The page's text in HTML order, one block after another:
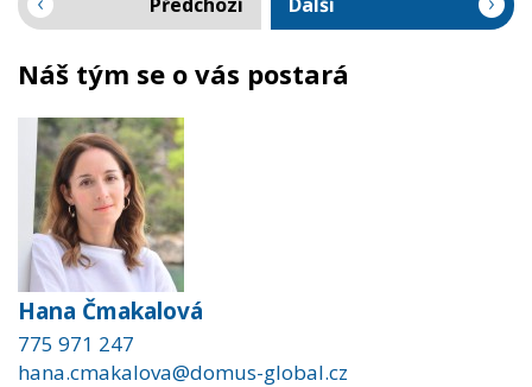
Náš tým se o vás postará
Hana Čmakalová
775 971 247
hana.cmakalova@domus-global.cz